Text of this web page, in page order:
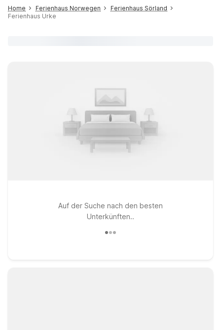
Home Ferienhaus Norwegen
Ferienhaus Sörland
Ferienhaus Urke
Auf der Suche nach den besten
Unterkünften..